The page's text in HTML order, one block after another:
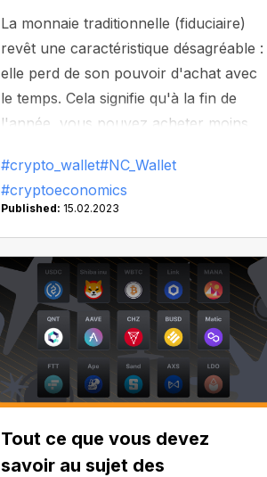
La monnaie traditionnelle (fiduciaire)
revêt une caractéristique désagréable :
elle perd de son pouvoir d'achat avec
le temps. Cela signifie qu'à la fin de
l'année, vous pouvez acheter moins
début. La baisse du pouvoir d'achat de
la monnaie et la hausse générale des
l'inflation ? Aujourd'hui, nous
éclaircissons ce point.
#crypto_wallet#NC_Wallet
#cryptoeconomics
Published: 15.02.2023
Tout ce que vous devez
savoir au sujet des